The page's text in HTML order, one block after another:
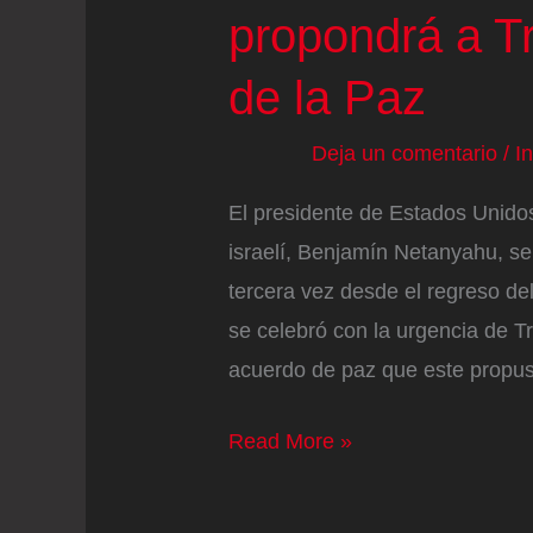
propondrá a
de la Paz
Deja un comentario /
El presidente de Estados
israelí, Benjamín Netanyahu,
tercera vez desde el regreso
se celebró con la urgencia de
acuerdo de paz que este
Netanyahu
Read More »